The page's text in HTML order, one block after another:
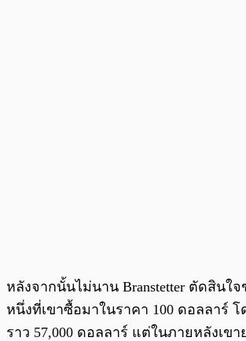
หลังจากนั้นไม่นาน Branstetter ตัดสินใ
หนึ่งที่เขาซื้อมาในราคา 100 ดอลลาร์ โ
ราว 57,000 ดอลลาร์ แต่ในภายหลังเข